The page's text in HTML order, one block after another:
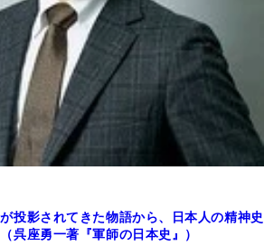
投影されてきた物語から、日本人の精神史
呉座勇一著『軍師の日本史』）